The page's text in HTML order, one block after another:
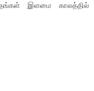
இளமை காலத்தில்